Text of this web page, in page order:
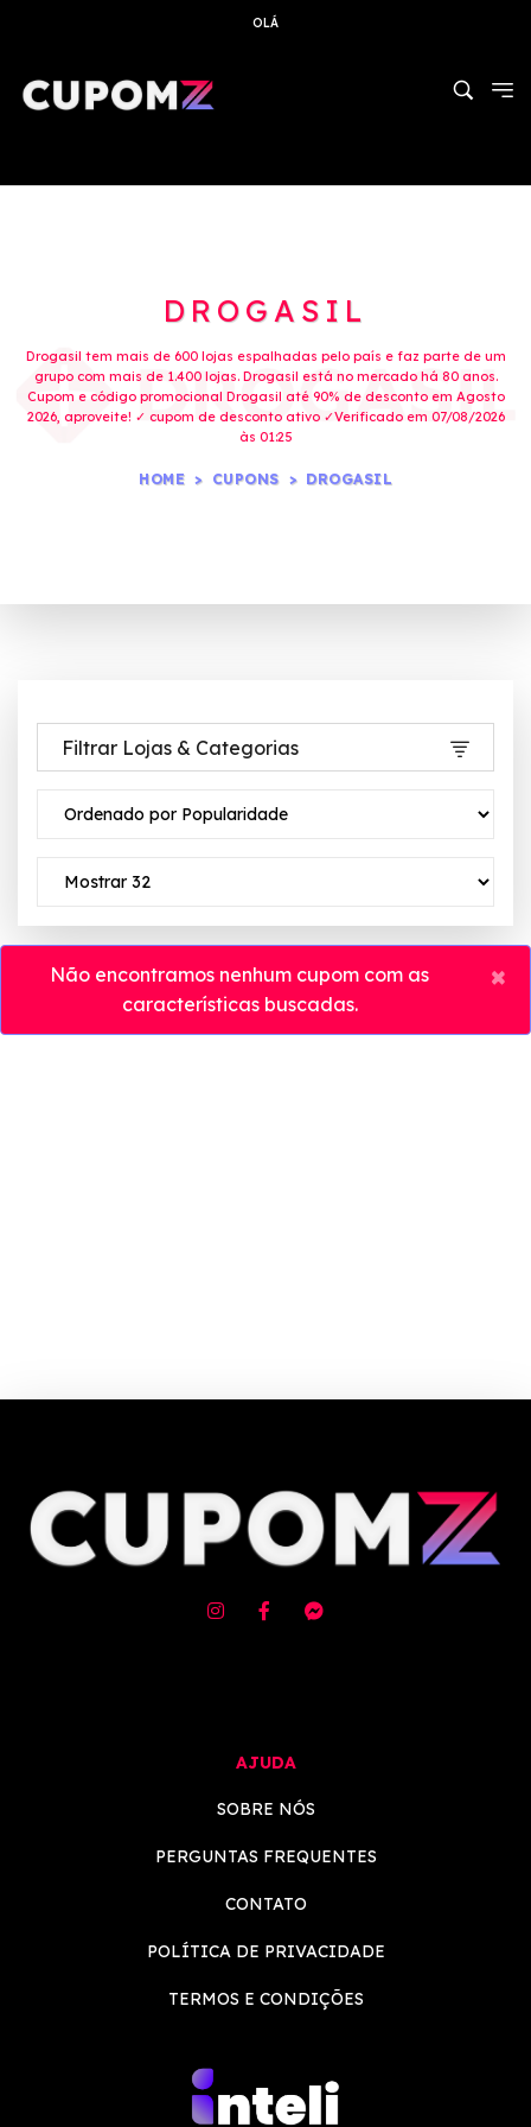
OLÁ
DROGASIL
Drogasil tem mais de 600 lojas espalhadas pelo país e faz parte de um
grupo com mais de 1.400 lojas. Drogasil está no mercado há 80 anos.
Cupom e código promocional Drogasil até 90% de desconto em Agosto
2026, aproveite! ✓ cupom de desconto ativo ✓Verificado em 07/08/2026
às 01:25
HOME CUPONS DROGASIL
Filtrar Lojas & Categorias
Não encontramos nenhum cupom com as
características buscadas.
×
AJUDA
SOBRE NÓS
PERGUNTAS FREQUENTES
CONTATO
POLÍTICA DE PRIVACIDADE
TERMOS E CONDIÇÕES